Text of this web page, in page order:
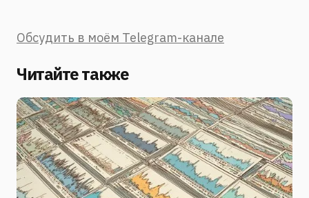
Обсудить в моём Telegram-канале
Читайте также